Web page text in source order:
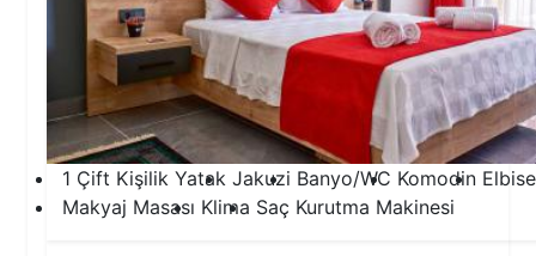
1 Çift Kişilik Yatak Jakuzi Banyo/WC Komodin
Makyaj Masası Klima Saç Kurutma Makinesi